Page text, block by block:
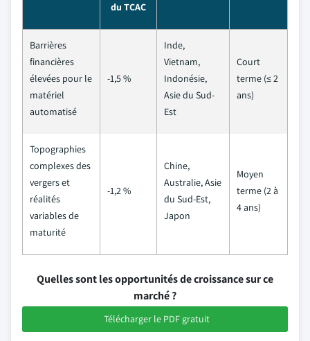
du TCAC
Barrières
financières
élevées pour le
matériel
automatisé
-1,5 %
Inde,
Vietnam,
Indonésie,
Asie du Sud-
Est
Court
terme (≤ 2
ans)
Topographies
complexes des
vergers et
réalités
variables de
maturité
-1,2 %
Chine,
Australie, Asie
du Sud-Est,
Japon
Moyen
terme (2 à
4 ans)
Quelles sont les opportunités de croissance sur ce
marché ?
Télécharger le PDF gratuit